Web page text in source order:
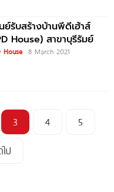
ย์รับสร้างบ้านพีดีเฮ้าส์
House) สาขาบุรีรัมย์
House 8 March 2021
3 4
5
ป